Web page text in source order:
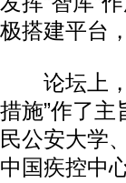
极搭建平台
论坛上，
措施”作了
民公安大学
中国疾控中